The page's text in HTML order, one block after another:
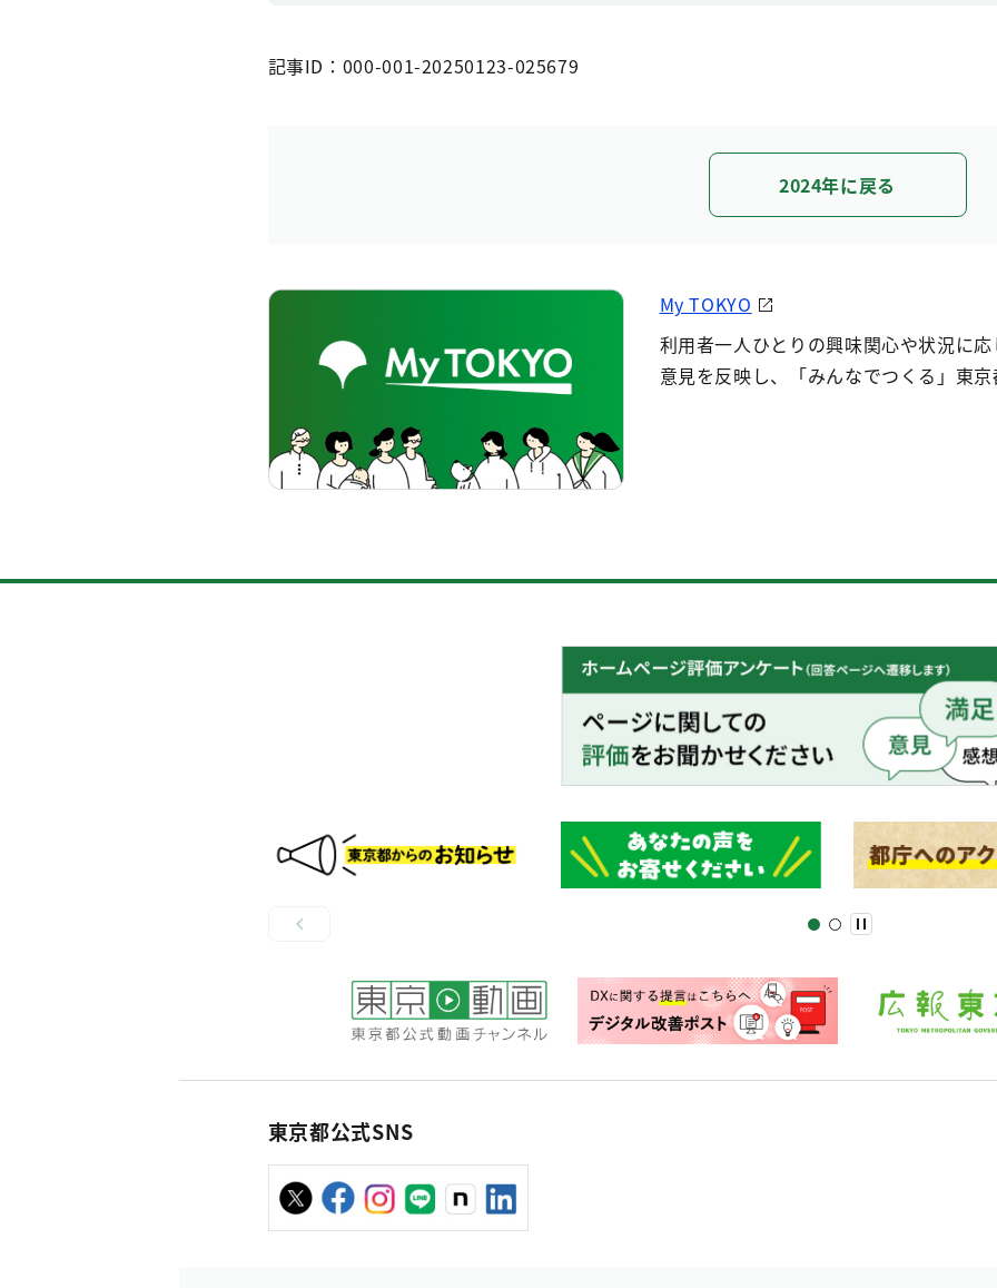
記事ID：000-001-20250123-025679
2024年に戻る
My TOKYO
利用者一人ひとりの興味関心や状況に
意見を反映し、「みんなでつくる」東
東京都公式SNS